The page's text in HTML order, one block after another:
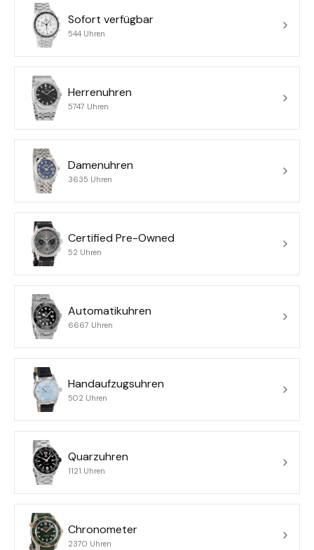
Sofort verfügbar
544 Uhren
Herrenuhren
5747 Uhren
Damenuhren
3635 Uhren
Certified Pre-Owned
52 Uhren
Automatikuhren
6667 Uhren
Handaufzugsuhren
502 Uhren
Quarzuhren
1121 Uhren
Chronometer
2370 Uhren